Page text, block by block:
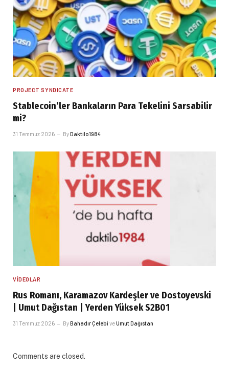
PROJECT SYNDICATE
Stablecoin’ler Bankaların Para Tekelini Sarsabilir
mi?
31 Temmuz 2026 ByDaktilo1984
VIDEOLAR
Rus Romanı, Karamazov Kardeşler ve Dostoyevski
| Umut Dağıstan | Yerden Yüksek S2B01
31 Temmuz 2026 ByBahadır Çelebi veUmut Dağıstan
Comments are closed.